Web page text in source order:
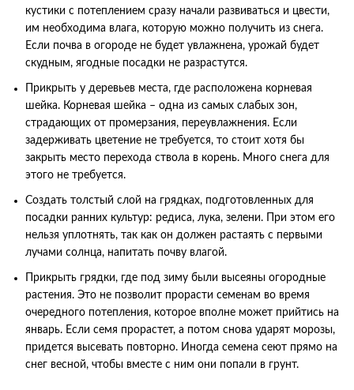
кустики с потеплением сразу начали развиваться и цвести,
им необходима влага, которую можно получить из снега.
Если почва в огороде не будет увлажнена, урожай будет
скудным, ягодные посадки не разрастутся.
Прикрыть у деревьев места, где расположена корневая
шейка. Корневая шейка – одна из самых слабых зон,
страдающих от промерзания, переувлажнения. Если
задерживать цветение не требуется, то стоит хотя бы
закрыть место перехода ствола в корень. Много снега для
этого не требуется.
Создать толстый слой на грядках, подготовленных для
посадки ранних культур: редиса, лука, зелени. При этом его
нельзя уплотнять, так как он должен растаять с первыми
лучами солнца, напитать почву влагой.
Прикрыть грядки, где под зиму были высеяны огородные
растения. Это не позволит прорасти семенам во время
очередного потепления, которое вполне может прийтись на
январь. Если семя прорастет, а потом снова ударят морозы,
придется высевать повторно. Иногда семена сеют прямо на
снег весной, чтобы вместе с ним они попали в грунт.